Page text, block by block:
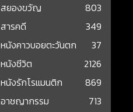
สยองขวัญ
803
สารคดี
349
หนังคาวบอยตะวันตก
37
หนังชีวิต
2126
หนังรักโรแมนติก
869
อาชญากรรม
713